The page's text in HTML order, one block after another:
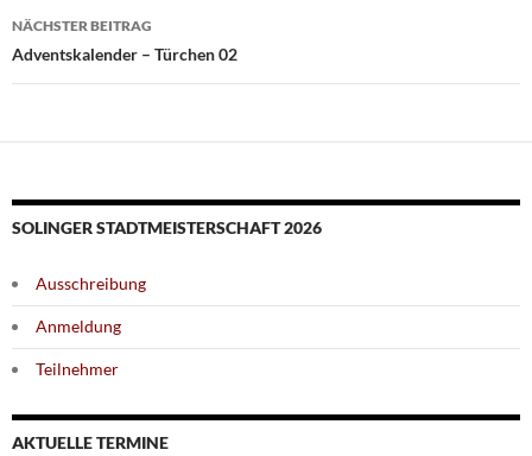
NÄCHSTER BEITRAG
Adventskalender – Türchen 02
SOLINGER STADTMEISTERSCHAFT 2026
Ausschreibung
Anmeldung
Teilnehmer
AKTUELLE TERMINE